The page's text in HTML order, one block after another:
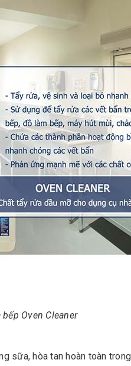
Oven Cleaner
sữa, hòa tan hoàn toàn